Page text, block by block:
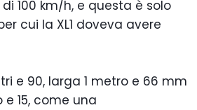
100 km/h, e questa è solo
cui la XL1 doveva avere
e 90, larga 1 metro e 66 mm
15, come una